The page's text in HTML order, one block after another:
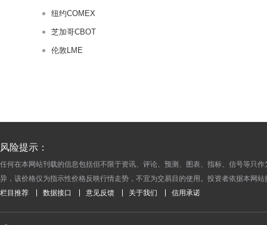
纽约COMEX
芝加哥CBOT
伦敦LME
2018-03-18
2018-03-16
2018-03-15
2018-03-14
2018-03-13
风险提示：
任何在本网站刊载的信息包括但不限于资讯、评论、预测、图表、指标、信号等只
异，该价格仅为指示性价格反映行情走势，不宜为交易目的使用。投资者依据本网
栏目推荐 数据接口 意见反馈 关于我们 信用承诺